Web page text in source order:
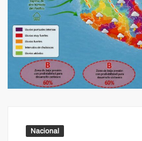
Nacional